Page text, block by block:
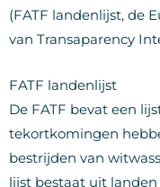
(FATF landenlijst, de
van Transaparency
FATF landenlijst
De FATF bevat een
tekortkomingen
bestrijden van
lijst bestaat uit